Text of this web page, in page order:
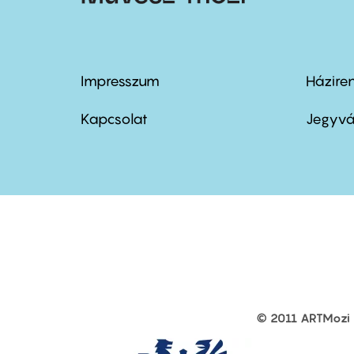
Footer
menu
Impresszum
Kapcsolat
© 2011 ARTMozi